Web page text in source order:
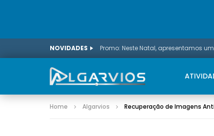
NOVIDADES
Home Algarvios Recuperação de Imagens